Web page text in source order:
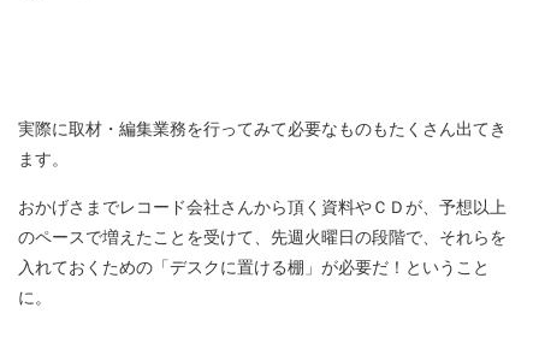
実際に取材・編集業務を行ってみて必要なものもたくさん出てき
ます。
おかげさまでレコード会社さんから頂く資料やＣＤが、予想以上
のペースで増えたことを受けて、先週火曜日の段階で、それらを
入れておくための「デスクに置ける棚」が必要だ！ということ
に。